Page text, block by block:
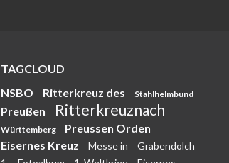
TAGCLOUD
NSBO
Ritterkreuz des Stahlhelmbund
Preußen Ritterkreuznach
Württemberg
Preussen Orden
Eisernes Kreuz
Messe in
Grabendolch